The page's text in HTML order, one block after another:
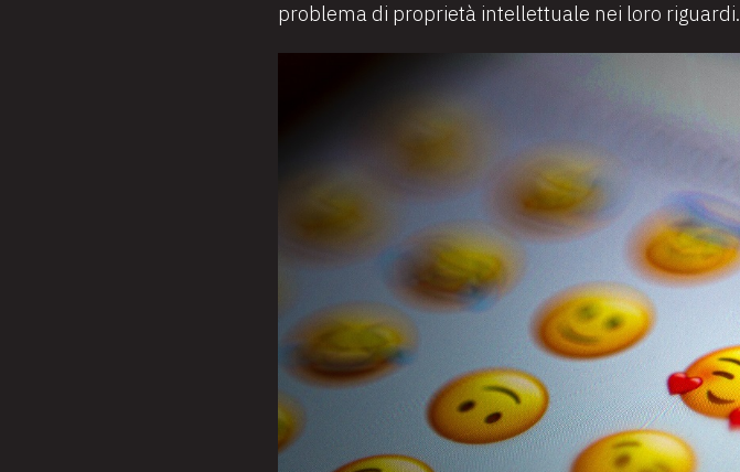
problema di proprietà intellettuale nei loro riguardi.